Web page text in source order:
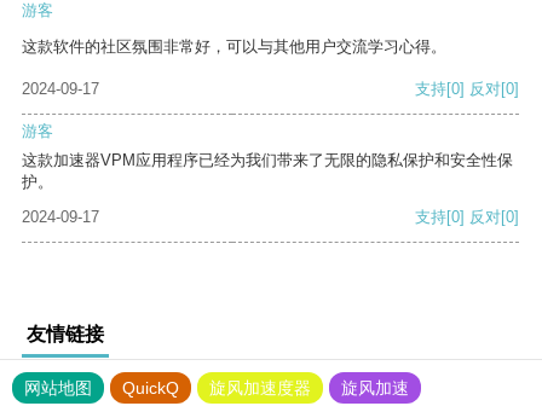
游客
这款软件的社区氛围非常好，可以与其他用户交流学习心得。
2024-09-17 支持[0] 反对[0]
游客
这款加速器VPM应用程序已经为我们带来了无限的隐私保护和安全性保
护。
2024-09-17
支持[0] 反对[0]
友情链接
网站地图 QuickQ 旋风加速度器
旋风加速